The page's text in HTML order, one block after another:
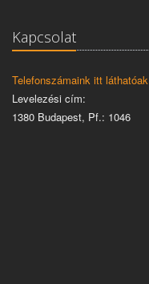
Kapcsolat
Telefonszámaink itt láthatóak
Levelezési cím:
1380 Budapest, Pf.: 1046